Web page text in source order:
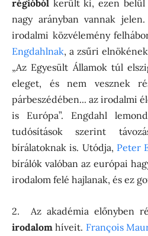
régióból került ki, ezen belül
nagy arányban vannak
irodalmi közvélemény
Engdahlnak, a zsűri
„Az Egyesült Államok túl
eleget, és nem vesznek
párbeszédében... az irodalmi
is Európa”. Engdahl
tudósítások szerint
bírálatoknak is. Utódja, Peter
bírálók valóban az európai
irodalom felé hajlanak, és ez
2. Az akadémia előnyben
irodalom híveit. François